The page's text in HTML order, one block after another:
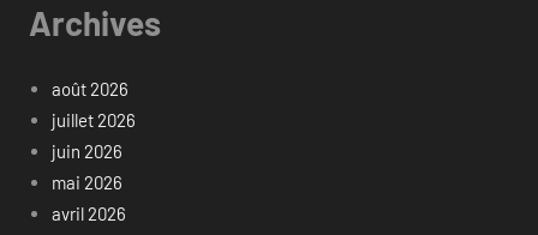
Archives
août 2026
juillet 2026
juin 2026
mai 2026
avril 2026